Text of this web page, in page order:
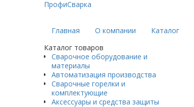
ПрофиСварка
Главная
О компании Каталог
Каталог товаров
Сварочное оборудование и
материалы
Автоматизация производства
Сварочные горелки и
комплектующие
Аксессуары и средства защиты